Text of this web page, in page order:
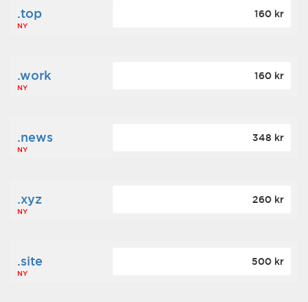
.top
NY
160 kr
.work
NY
160 kr
.news
NY
348 kr
.xyz
NY
260 kr
.site
NY
500 kr